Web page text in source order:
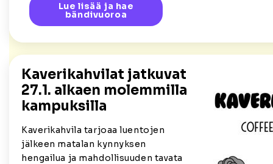
Lue lisää ja hae
bändivuoroa
Kaverikahvilat jatkuvat
27.1. alkaen molemmilla
kampuksilla
Kaverikahvila tarjoaa luentojen
jälkeen matalan kynnyksen
hengailua ja mahdollisuuden tavata